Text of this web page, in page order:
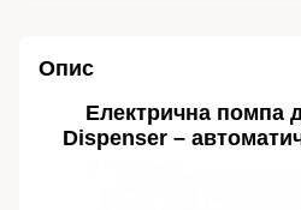
Опис
Електрична помпа
Dispenser –